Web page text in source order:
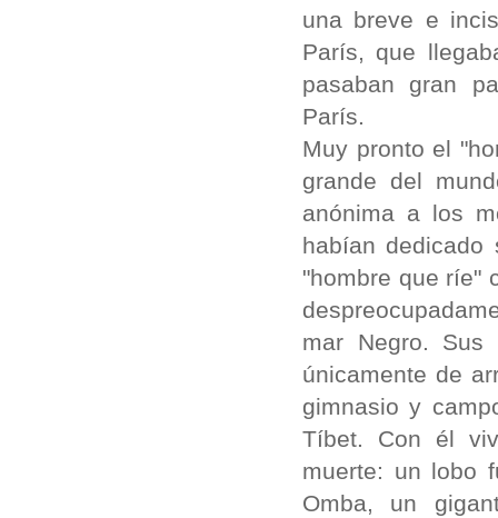
una breve e
París, que
pasaban gran
París.
Muy pronto el
grande del
anónima a los
habían
"hombre que ríe"
mar Negro. Sus
únicamente de
gimnasio y
Tíbet. Con él
muerte: un lobo
Omba, un